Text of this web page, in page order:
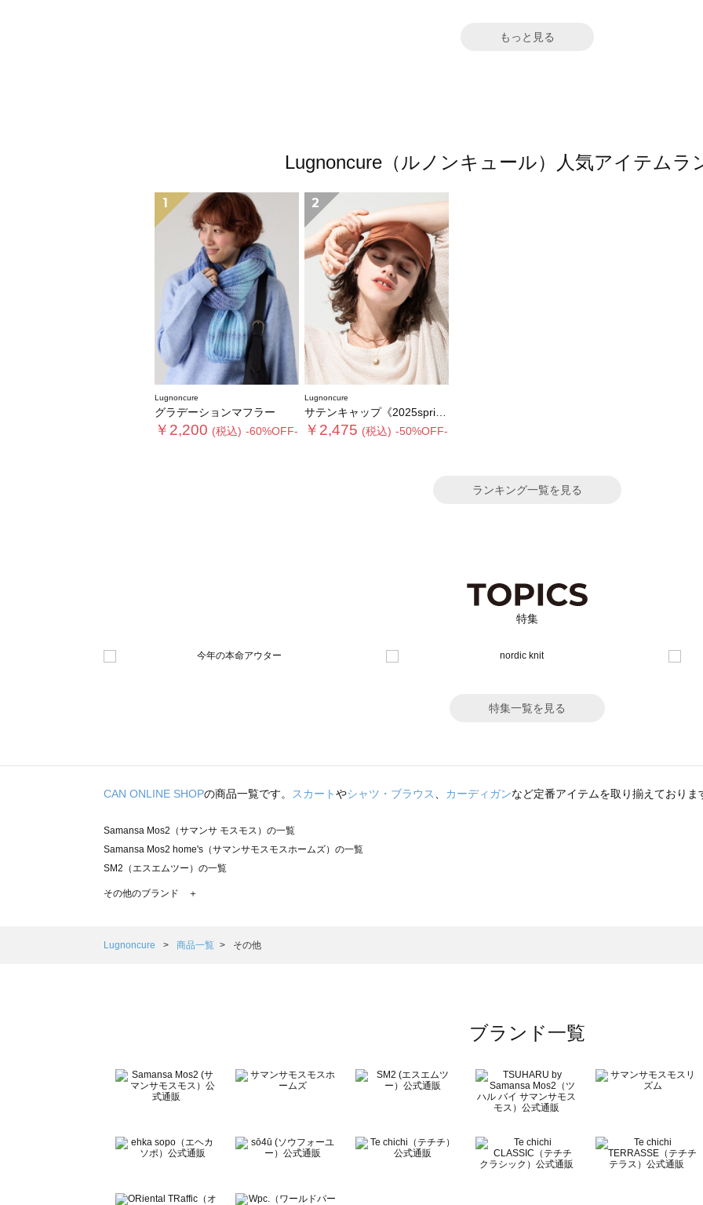
もっと見る
Lugnoncure（ルノンキュール）人気アイテムラ
1
Lugnoncure
グラデーションマフラー
￥2,200 (税込) -60%OFF-
2
Lugnoncure
サテンキャップ《2025spring catalog item》
￥2,475 (税込) -50%OFF-
ランキング一覧を見る
特集
特集一覧を見る
CAN ONLINE SHOPの商品一覧です。 スカートやシャツ・ブラウス、 カーディガンなど定番アイテムを取り揃えておりま
Samansa Mos2（サマンサ モスモス）の一覧
Samansa Mos2 home's（サマンサモスモスホームズ）の一覧
SM2（エスエムツー）の一覧
TSUHARU by Samansa Mos2（ツハルバイサマンサモスモス）の一覧
Samansa Mos2 Lagom（サマンサモスモス ラーゴム）の一覧
BETTY'S BLUE（べティーズブルー）の一覧
Wpc.（ワールドパーティー）の一覧
その他のブランド ＋
Lugnoncure 商品一覧 その他
ブランド一覧